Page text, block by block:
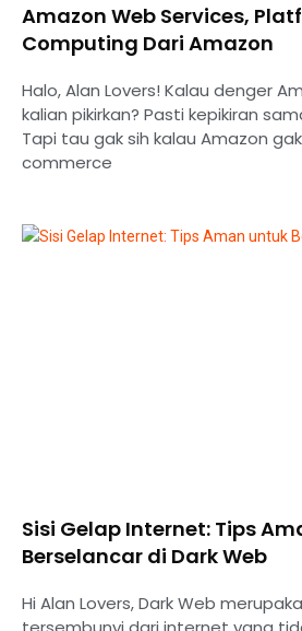
Amazon Web Services,
Computing Dari Amazon
Halo, Alan Lovers! Kalau denger
kalian pikirkan? Pasti kepikiran
Tapi tau gak sih kalau Amazon
commerce
Sisi Gelap Internet: Tips
Berselancar di Dark Web
Hi Alan Lovers, Dark Web